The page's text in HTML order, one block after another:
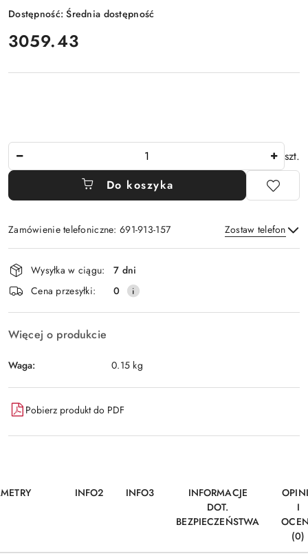
Dostępność:Średnia dostępność
cena:
3059.43
szt.
Do koszyka
Zamówienie telefoniczne: 691-913-157 Zostaw telefon
Wyślij
Dostępność
i
dostawa
Wysyłka w ciągu:
7 dni
Cena przesyłki:
0
Więcej o produkcie
Waga: 0.15 kg
Pobierz produkt do PDF
INFO2 INFO3
INFORMACJE
DOT.
BEZPIECZEŃSTWA
I
(0)